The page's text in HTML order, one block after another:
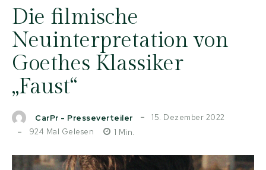
Die filmische
Neuinterpretation von
Goethes Klassiker
„Faust“
CarPr - Presseverteiler
15. Dezember 2022
924 Mal Gelesen 1 Min.